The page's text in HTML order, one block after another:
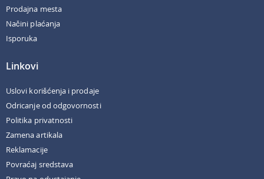
Prodajna mesta
Načini plaćanja
Isporuka
Linkovi
Uslovi korišćenja i prodaje
Odricanje od odgovornosti
Politika privatnosti
Zamena artikala
Reklamacije
Povraćaj sredstava